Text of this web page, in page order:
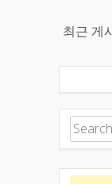
최근 게
Search